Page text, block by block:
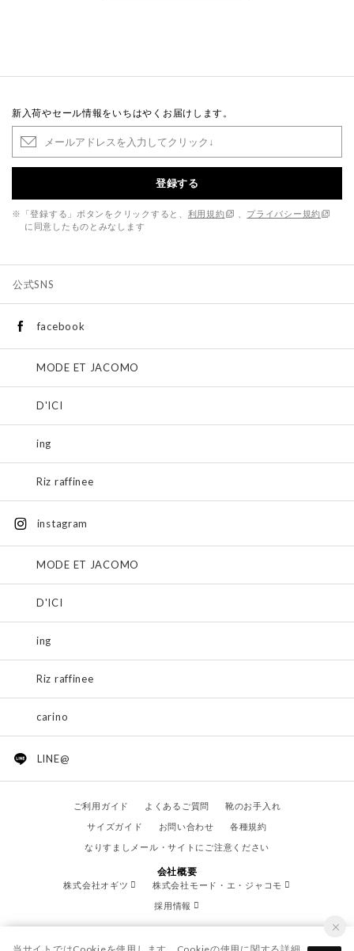
新入荷やセール情報をいちはやくお届けします。
登録する
※「登録する」ボタンをクリックすると、 利用規約
プライバシー規約
に同意したものとみなします
公式SNS
facebook
MODE ET JACOMO
D'ICI
ing
Riz raffinee
instagram
MODE ET JACOMO
D'ICI
ing
Riz raffinee
carino
LINE@
ご利用ガイド よくあるご質問
靴のお手入れ
サイズガイド
お問い合わせ
各種規約
なりすましメール・サイトにご注意ください
会社概要
株式会社オギツ
株式会社モード・エ・ジャコモ
採用情報